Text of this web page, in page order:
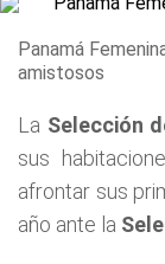
Panamá
amistosos
La Selección
sus
afrontar sus
año ante la